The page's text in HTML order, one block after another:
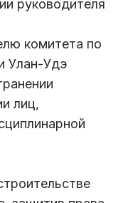
руководителя
комитета по
Улан-Удэ
лиц,